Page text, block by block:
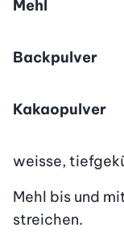
Mehl
Backpulver
Kakaopulver
weisse,
Mehl bis und
streichen.